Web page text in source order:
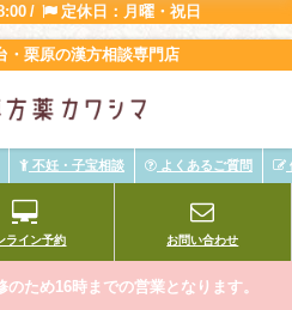
/ 定休日：月曜・祝日
・栗原の漢方相談専門店
不妊・子宝相談 よくあるご質問
ライン予約 お問い合わせ
のため16時までの営業となります。